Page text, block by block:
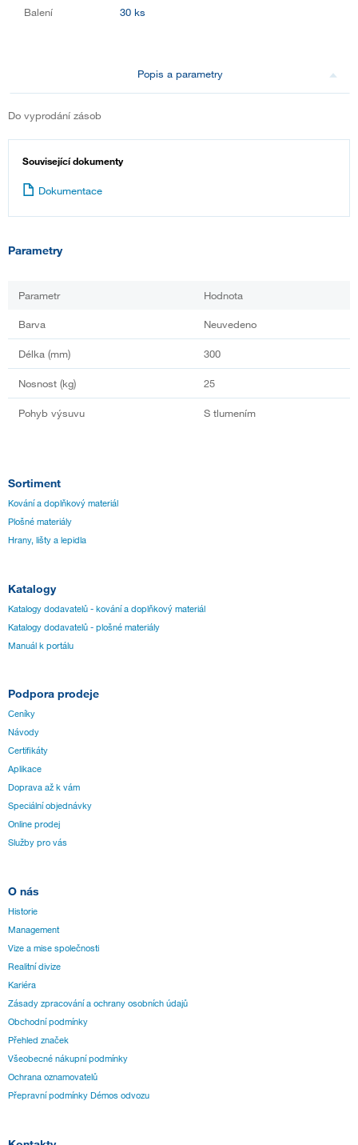
Balení
30 ks
Popis a parametry
Do vyprodání zásob
Související dokumenty
Dokumentace
Parametry
Parametr Hodnota
Barva Neuvedeno
Délka (mm) 300
Nosnost (kg) 25
Pohyb výsuvu S tlumením
Sortiment
Kování a doplňkový materiál
Plošné materiály
Hrany, lišty a lepidla
Katalogy
Katalogy dodavatelů - kování a doplňkový materiál
Katalogy dodavatelů - plošné materiály
Manuál k portálu
Podpora prodeje
Ceníky
Návody
Certifikáty
Aplikace
Doprava až k vám
Speciální objednávky
Online prodej
Služby pro vás
O nás
Historie
Management
Vize a mise společnosti
Realitní divize
Kariéra
Zásady zpracování a ochrany osobních údajů
Obchodní podmínky
Přehled značek
Všeobecné nákupní podmínky
Ochrana oznamovatelů
Přepravní podmínky Démos odvozu